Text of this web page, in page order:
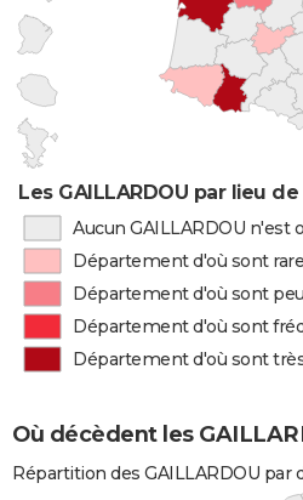
Les GAILLARDOU par lieu
Aucun GAILLARDOU n'est
Département d'où sont
Département d'où sont
Département d'où sont
Département d'où sont
Où décèdent les
Répartition des GAILLARDOU